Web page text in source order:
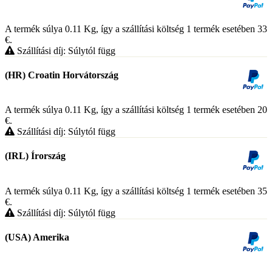
A termék súlya 0.11 Kg, így a szállítási költség 1 termék esetében 33
€.
Szállítási díj: Súlytól függ
(HR) Croatin Horvátország
A termék súlya 0.11 Kg, így a szállítási költség 1 termék esetében 20
€.
Szállítási díj: Súlytól függ
(IRL) Írország
A termék súlya 0.11 Kg, így a szállítási költség 1 termék esetében 35
€.
Szállítási díj: Súlytól függ
(USA) Amerika